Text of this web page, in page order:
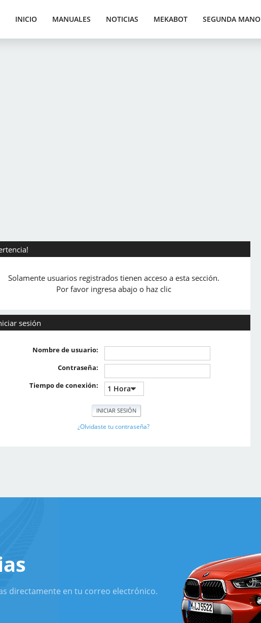
INICIO MANUALES NOTICIAS MEKABOT SEGUNDA MANO
Solamente usuarios registrados tienen acceso a esta sección.
Por favor ingresa abajo o haz clic
sesión
Nombre de usuario:
Contraseña:
Tiempo de conexión:
¿Olvidaste tu contraseña?
directamente en tu correo electrónico.